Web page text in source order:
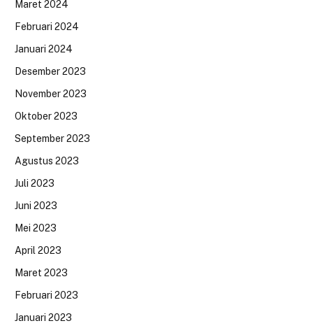
Maret 2024
Februari 2024
Januari 2024
Desember 2023
November 2023
Oktober 2023
September 2023
Agustus 2023
Juli 2023
Juni 2023
Mei 2023
April 2023
Maret 2023
Februari 2023
Januari 2023